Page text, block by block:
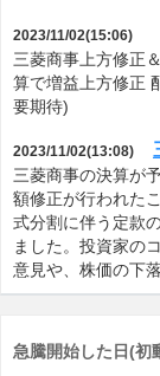
2023/11/02(15:06)
三菱商事上方修正
算で増益上方修正
要期待)
2023/11/02(13:08)
三菱商事の決算が
額修正が行われた
式分割に伴う定款
ました。投資家の
意見や、株価の下
急騰開始した日(初